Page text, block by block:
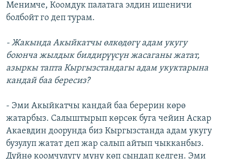
Менимче, Коомдук палатага элдин ишеничи
болбойт го деп турам.
- Жакында Акыйкатчы өлкөдөгү адам укугу
боюнча жылдык билдирүүсүн жасаганы жатат,
азыркы тапта Кыргызстандагы адам укуктарына
кандай баа бересиз?
- Эми Акыйкатчы кандай баа берерин көрө
жатарбыз. Салыштырып көрсөк буга чейин Аскар
Акаевдин доорунда биз Кыргызстанда адам укугу
бузулуп жатат деп жар салып айтып чыкканбыз.
Дүйнө коомчулугу муну көп сындап келген. Эми